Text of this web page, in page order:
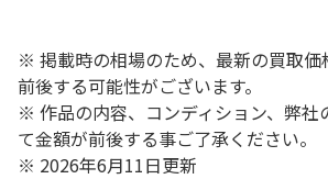
※ 掲載時の相場のため、最新の買取価
前後する可能性がございます。
※ 作品の内容、コンディション、弊社
て金額が前後する事ご了承ください。
※ 2026年6月11日更新